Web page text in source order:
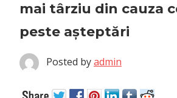
mai târziu din cauza
peste așteptări
Posted byadmin